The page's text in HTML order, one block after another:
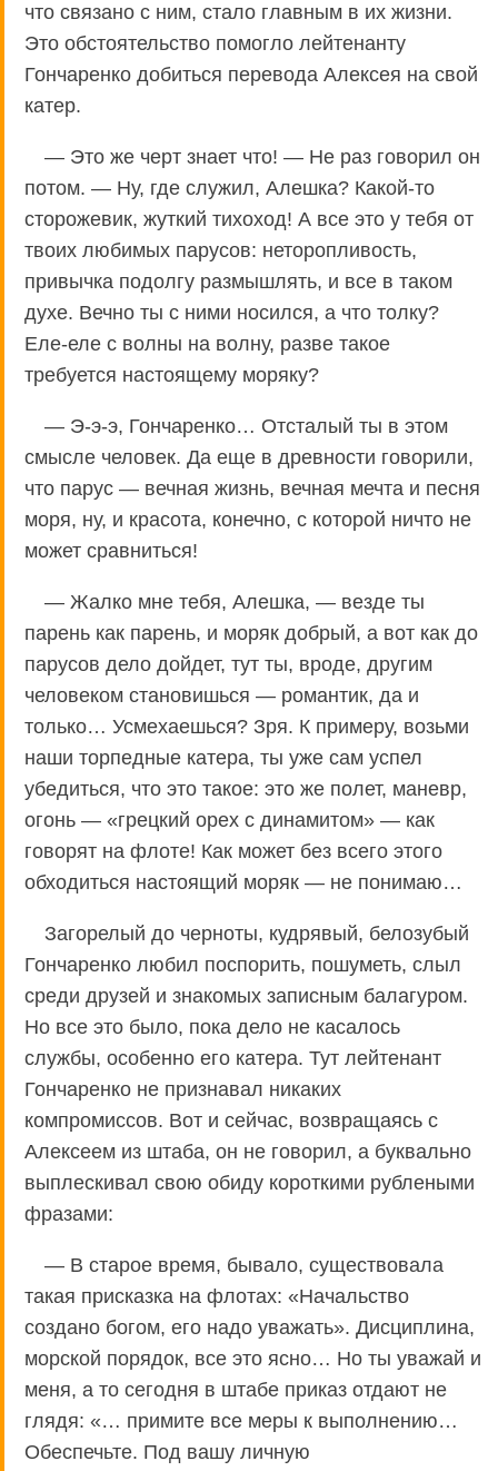
что связано с ним, стало главным в их жизни.
Это обстоятельство помогло лейтенанту
Гончаренко добиться перевода Алексея на свой
катер.
— Это же черт знает что! — Не раз говорил он
потом. — Ну, где служил, Алешка? Какой-то
сторожевик, жуткий тихоход! А все это у тебя от
твоих любимых парусов: неторопливость,
привычка подолгу размышлять, и все в таком
духе. Вечно ты с ними носился, а что толку?
Еле-еле с волны на волну, разве такое
требуется настоящему моряку?
— Э-э-э, Гончаренко… Отсталый ты в этом
смысле человек. Да еще в древности говорили,
что парус — вечная жизнь, вечная мечта и песня
моря, ну, и красота, конечно, с которой ничто не
может сравниться!
— Жалко мне тебя, Алешка, — везде ты
парень как парень, и моряк добрый, а вот как до
парусов дело дойдет, тут ты, вроде, другим
человеком становишься — романтик, да и
только… Усмехаешься? Зря. К примеру, возьми
наши торпедные катера, ты уже сам успел
убедиться, что это такое: это же полет, маневр,
огонь — «грецкий орех с динамитом» — как
говорят на флоте! Как может без всего этого
обходиться настоящий моряк — не понимаю…
Загорелый до черноты, кудрявый, белозубый
Гончаренко любил поспорить, пошуметь, слыл
среди друзей и знакомых записным балагуром.
Но все это было, пока дело не касалось
службы, особенно его катера. Тут лейтенант
Гончаренко не признавал никаких
компромиссов. Вот и сейчас, возвращаясь с
Алексеем из штаба, он не говорил, а буквально
выплескивал свою обиду короткими рублеными
фразами:
— В старое время, бывало, существовала
такая присказка на флотах: «Начальство
создано богом, его надо уважать». Дисциплина,
морской порядок, все это ясно… Но ты уважай и
меня, а то сегодня в штабе приказ отдают не
глядя: «… примите все меры к выполнению…
Обеспечьте. Под вашу личную